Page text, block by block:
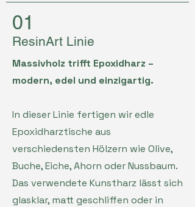
01
ResinArt Linie
Massivholz trifft Epoxidharz –
modern, edel und einzigartig.
In dieser Linie fertigen wir edle
Epoxidharztische aus
verschiedensten Hölzern wie Olive,
Buche, Eiche, Ahorn oder Nussbaum.
Das verwendete Kunstharz lässt sich
glasklar, matt geschliffen oder in